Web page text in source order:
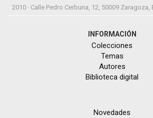
2010 · Calle Pedro Cerbuna, 12, 50009 Zaragoza,
INFORMACIÓN
Colecciones
Temas
Autores
Biblioteca digital
Novedades